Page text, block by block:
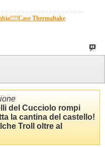
Thermaltake
del Cucciolo rompi
la cantina del castello!
Troll oltre al